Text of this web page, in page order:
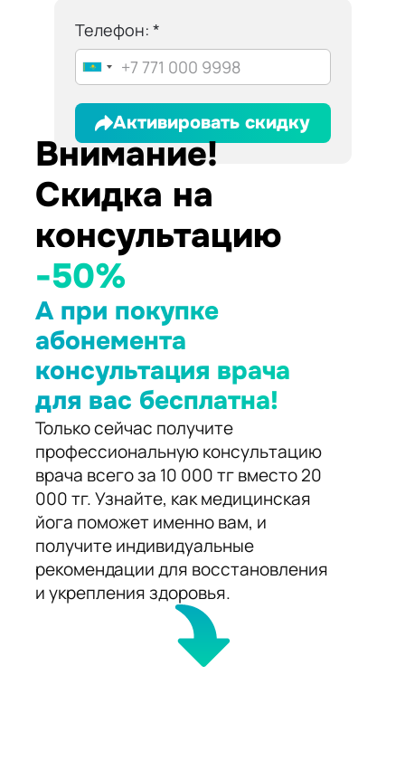
Телефон:
Активировать скидку
Внимание!
Скидка на
консультацию
-50%
А при покупке
абонемента
консультация врача
для вас бесплатна!
Только сейчас получите
профессиональную консультацию
врача всего за 10 000 тг вместо 20
000 тг. Узнайте, как медицинская
йога поможет именно вам, и
получите индивидуальные
рекомендации для восстановления
и укрепления здоровья.